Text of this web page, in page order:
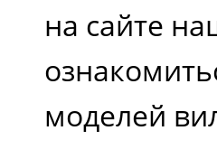
на сайте
моделей